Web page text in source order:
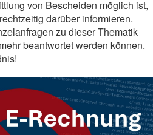
von Bescheiden möglich ist,
darüber informieren.
zu dieser Thematik
beantwortet werden können.